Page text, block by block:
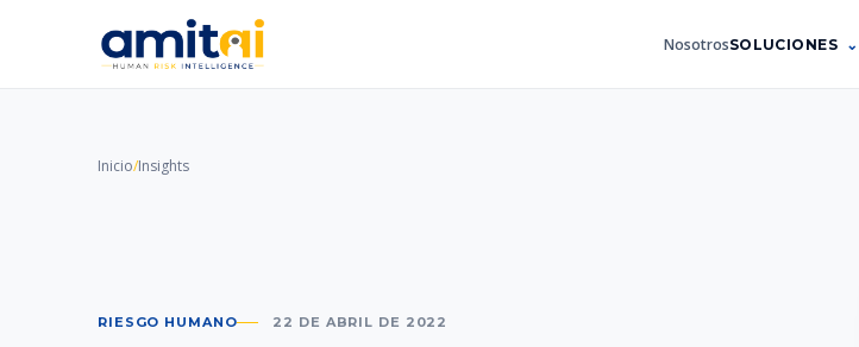
NosotrosSOLUCIONES
Inicio/Insights
RIESGO HUMANO 22 DE ABRIL DE 2022